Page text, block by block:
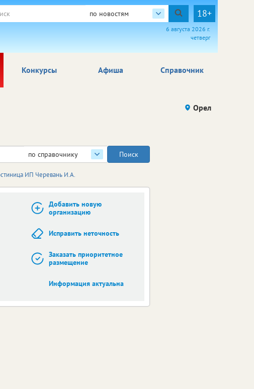
по новостям 18+
6 августа 2026 г.
четверг
Афиша Справочник
Конкурсы
Орел
по справочнику
ИП Черевань И.А.
Добавить новую
организацию
Исправить неточность
Заказать приоритетное
размещение
Информация актуальна